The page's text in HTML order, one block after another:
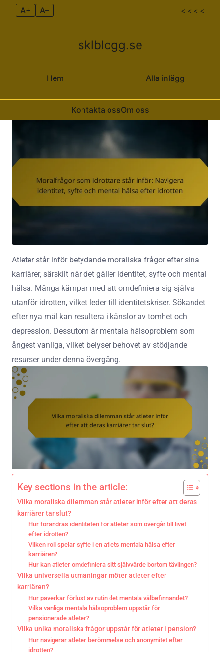
A+ A– < < < <
Hem
sklblogg.se
Alla inlägg
Kontakta ossOm oss
Atleter står inför betydande moraliska frågor efter sina
karriärer, särskilt när det gäller identitet, syfte och mental
hälsa. Många kämpar med att omdefiniera sig själva
utanför idrotten, vilket leder till identitetskriser. Sökandet
efter nya mål kan resultera i känslor av tomhet och
depression. Dessutom är mentala hälsoproblem som
ångest vanliga, vilket belyser behovet av stödjande
resurser under denna övergång.
Key sections in the article:
Vilka moraliska dilemman står atleter inför efter att deras
karriärer tar slut?
Hur förändras identiteten för atleter som övergår till livet
efter idrotten?
Vilken roll spelar syfte i en atlets mentala hälsa efter
karriären?
Hur kan atleter omdefiniera sitt självvärde bortom tävlingen?
Vilka universella utmaningar möter atleter efter
karriären?
Hur påverkar förlust av rutin det mentala välbefinnandet?
Vilka vanliga mentala hälsoproblem uppstår för
pensionerade atleter?
Vilka unika moraliska frågor uppstår för atleter i pension?
Hur navigerar atleter berömmelse och anonymitet efter
idrotten?